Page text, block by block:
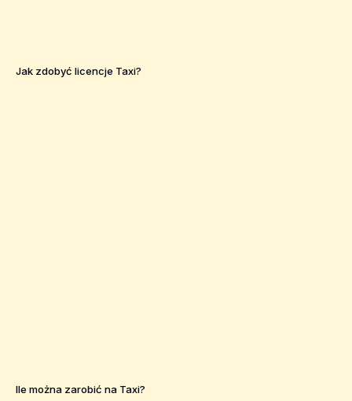
Jak zdobyć licencje Taxi?
Ile można zarobić na Taxi?